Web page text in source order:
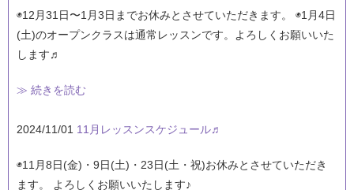
◉12月31日〜1月3日までお休みとさせていただきます。 ◉1月4日
(土)のオープンクラスは通常レッスンです。よろしくお願いいた
します♬
≫ 続きを読む
2024/11/01 11月レッスンスケジュール♬
◉11月8日(金)・9日(土)・23日(土・祝)お休みとさせていただき
ます。 よろしくお願いいたします♪